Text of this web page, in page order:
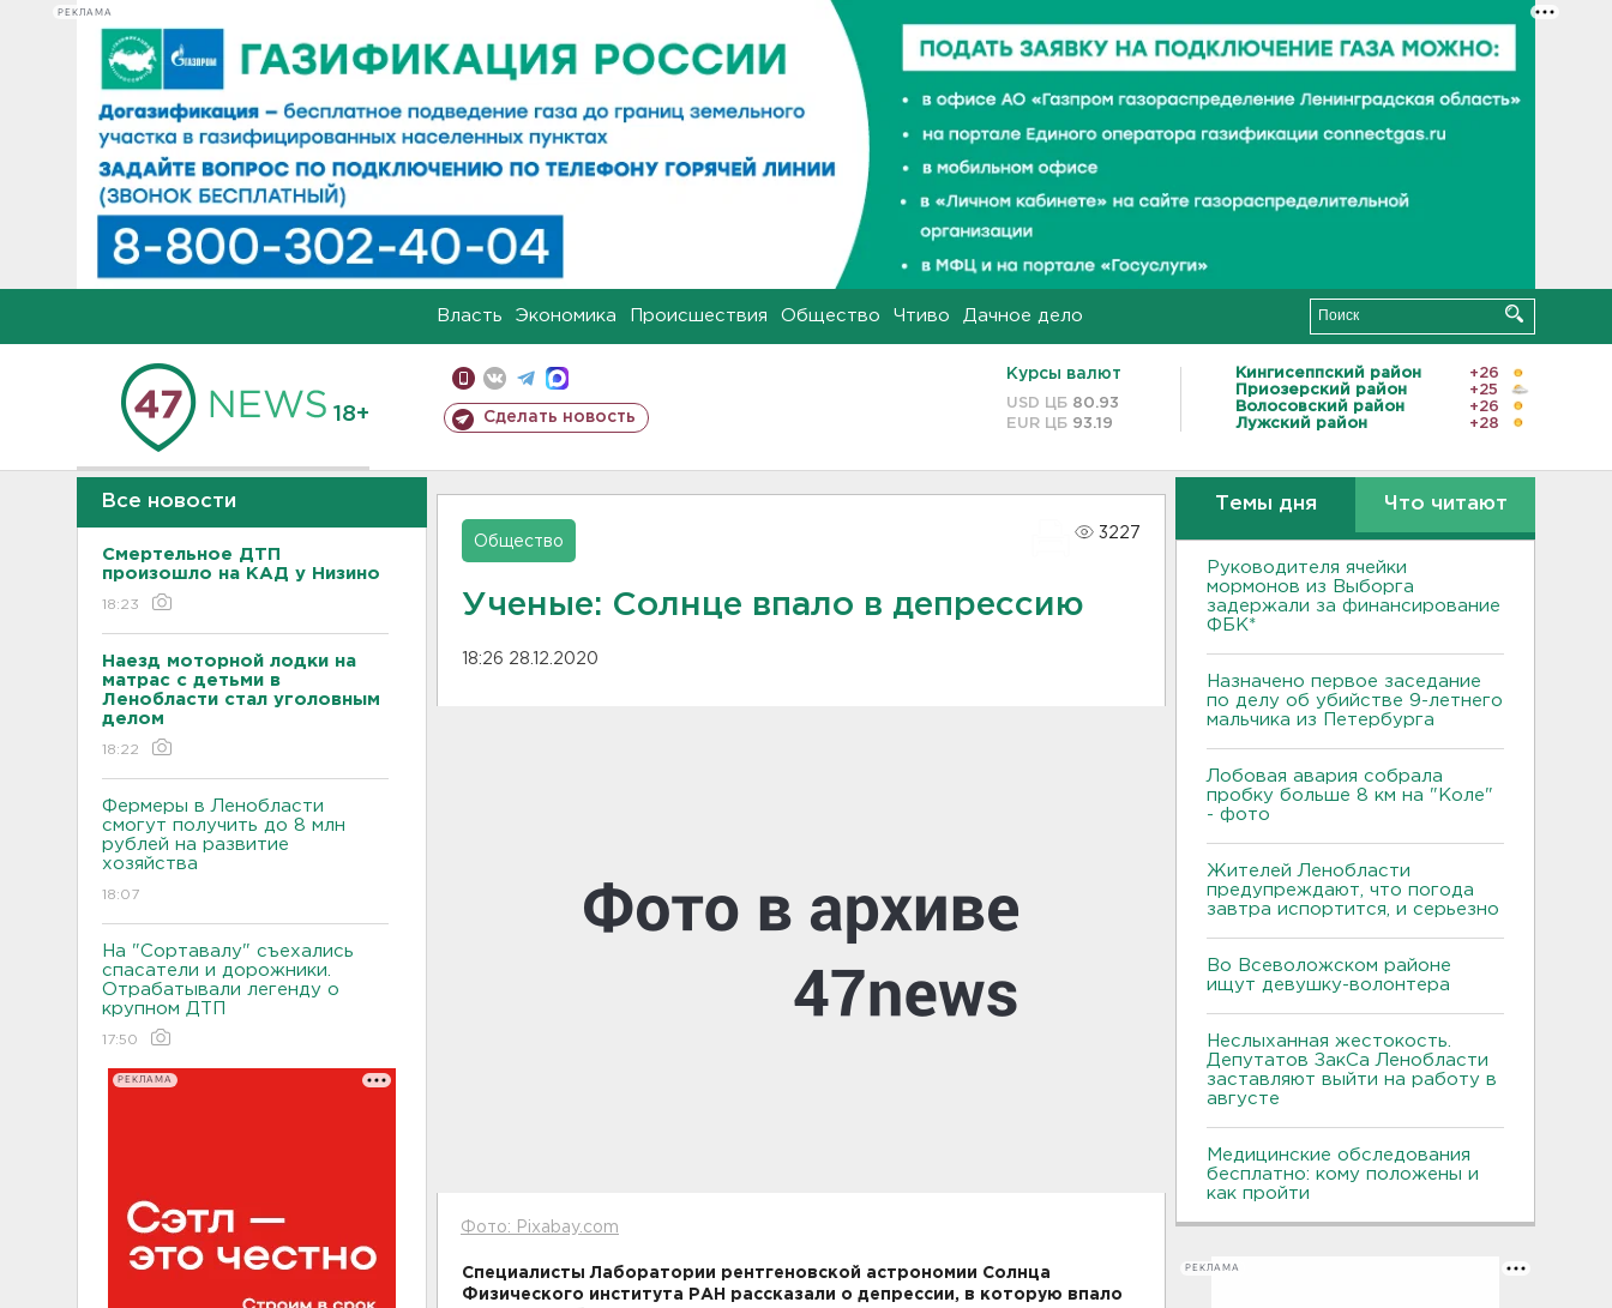
РЕКЛАМА
Власть Экономика Происшествия Общество Чтиво Дачное дело
18+ Сделать новость
Курсы валют
USD ЦБ 80.93
EUR ЦБ 93.19
Кингисеппский район
+26
Приозерский район
+25
Волосовский район
+26
Лужский район
+28
Все новости
Смертельное ДТП
произошло на КАД у Низино
18:23
Наезд моторной лодки на
матрас с детьми в
Ленобласти стал уголовным
делом
18:22
Фермеры в Ленобласти
смогут получить до 8 млн
рублей на развитие
хозяйства
18:07
На "Сортавалу" съехались
спасатели и дорожники.
Отрабатывали легенду о
крупном ДТП
17:50
РЕКЛАМА
Общество
3227
Ученые: Солнце впало в депрессию
18:26 28.12.2020
Фото: Pixabay.com
Специалисты Лаборатории рентгеновской астрономии Солнца
Физического института РАН рассказали о депрессии, в которую впало
Темы дня Что читают
Руководителя ячейки
мормонов из Выборга
задержали за финансирование
ФБК*
Назначено первое заседание
по делу об убийстве 9-летнего
мальчика из Петербурга
Лобовая авария собрала
пробку больше 8 км на "Коле"
- фото
Жителей Ленобласти
предупреждают, что погода
завтра испортится, и серьезно
Во Всеволожском районе
ищут девушку-волонтера
Неслыханная жестокость.
Депутатов ЗакСа Ленобласти
заставляют выйти на работу в
августе
Медицинские обследования
бесплатно: кому положены и
как пройти
РЕКЛАМА